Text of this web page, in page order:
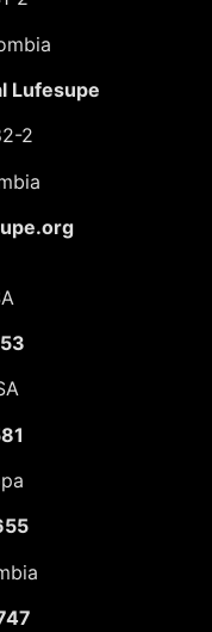
Lufesupe
2